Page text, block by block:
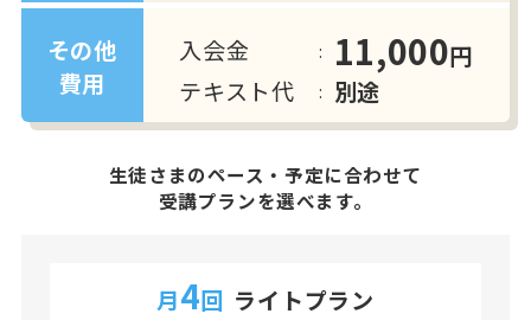
その他
費用
入会金 11,000円
テキスト代
別途
生徒さまのペース・予定に合わせて
受講プランを選べます。
月4回 ライトプラン